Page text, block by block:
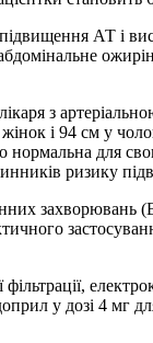
АТ і
з
і 94 см у
для
ризику
у дозі 4 мг